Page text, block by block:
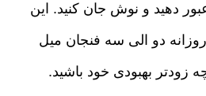
دهید و نوش جان کنید. این
دو الی سه فنجان میل
زودتر بهبودی خود باشید.